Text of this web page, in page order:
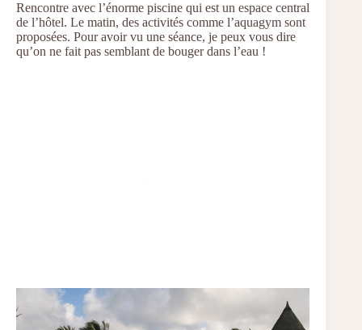
Rencontre avec l’énorme piscine qui est un espace central
de l’hôtel. Le matin, des activités comme l’aquagym sont
proposées. Pour avoir vu une séance, je peux vous dire
qu’on ne fait pas semblant de bouger dans l’eau !